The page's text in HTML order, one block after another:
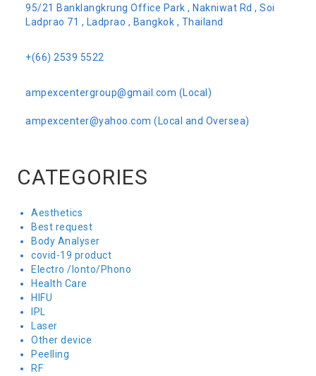
95/21 Banklangkrung Office Park , Nakniwat Rd , Soi
Ladprao 71 , Ladprao , Bangkok , Thailand
+(66) 2539 5522
ampexcentergroup@gmail.com (Local)
ampexcenter@yahoo.com (Local and Oversea)
CATEGORIES
Aesthetics
Best request
Body Analyser
covid-19 product
Electro /Ionto/Phono
Health Care
HIFU
IPL
Laser
Other device
Peelling
RF